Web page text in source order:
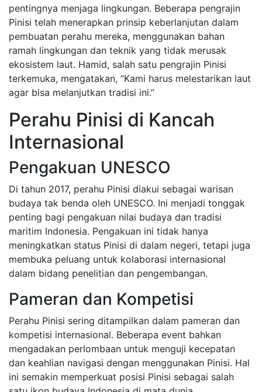
pentingnya menjaga lingkungan. Beberapa pengrajin
Pinisi telah menerapkan prinsip keberlanjutan dalam
pembuatan perahu mereka, menggunakan bahan
ramah lingkungan dan teknik yang tidak merusak
ekosistem laut. Hamid, salah satu pengrajin Pinisi
terkemuka, mengatakan, “Kami harus melestarikan laut
agar bisa melanjutkan tradisi ini.”
Perahu Pinisi di Kancah
Internasional
Pengakuan UNESCO
Di tahun 2017, perahu Pinisi diakui sebagai warisan
budaya tak benda oleh UNESCO. Ini menjadi tonggak
penting bagi pengakuan nilai budaya dan tradisi
maritim Indonesia. Pengakuan ini tidak hanya
meningkatkan status Pinisi di dalam negeri, tetapi juga
membuka peluang untuk kolaborasi internasional
dalam bidang penelitian dan pengembangan.
Pameran dan Kompetisi
Perahu Pinisi sering ditampilkan dalam pameran dan
kompetisi internasional. Beberapa event bahkan
mengadakan perlombaan untuk menguji kecepatan
dan keahlian navigasi dengan menggunakan Pinisi. Hal
ini semakin memperkuat posisi Pinisi sebagai salah